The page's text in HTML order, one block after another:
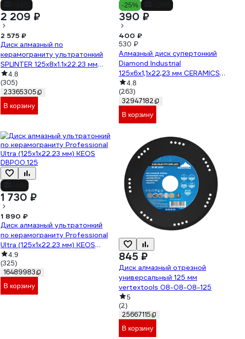
2 209 ₽
2 575 ₽
Диск алмазный по
керамограниту ультратонкий
SPLINTER 125x8x1.1x22.23 мм
Diamond Industrial DID125ULT
4.8
(305)
23365305
В корзину
-25%
390 ₽
400 ₽
530 ₽
Алмазный диск супертонкий
Diamond Industrial
125x6х1,1x22,23 мм CERAMICS
DILITE DID125CER
4.8
(263)
32947182
В корзину
1 730 ₽
1 890 ₽
Диск алмазный ультратонкий
по керамограниту Professional
Ultra (125х1х22.23 мм) KEOS
DBP00.125
4.9
(325)
16489983
В корзину
845 ₽
Диск алмазный отрезной
универсальный 125 мм
vertextools 08-08-08-125
5
(2)
25667115
В корзину